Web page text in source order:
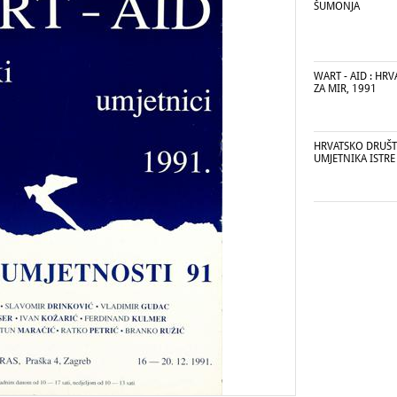
ŠUMONJA
WART - AID :
ZA MIR, 1991
HRVATSKO
UMJETNIKA ISTRE